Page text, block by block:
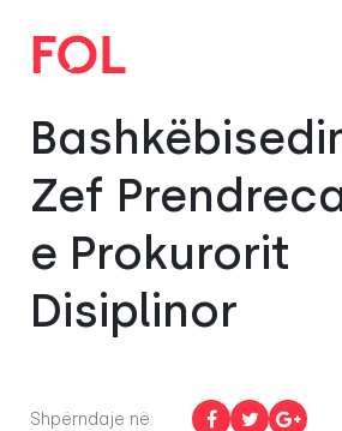
Zef
e Prokurorit
Disiplinor
Shpërndaje në: